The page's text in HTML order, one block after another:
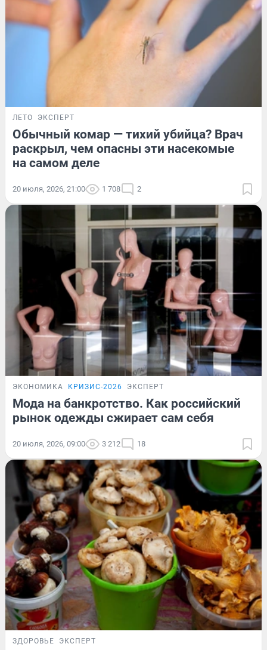
ЛЕТО ЭКСПЕРТ
Обычный комар — тихий убийца? Врач
раскрыл, чем опасны эти насекомые
на самом деле
20 июля, 2026, 21:00 1 708 2
ЭКОНОМИКА КРИЗИС-2026 ЭКСПЕРТ
Мода на банкротство. Как российский
рынок одежды сжирает сам себя
20 июля, 2026, 09:00 3 212 18
ЗДОРОВЬЕ ЭКСПЕРТ